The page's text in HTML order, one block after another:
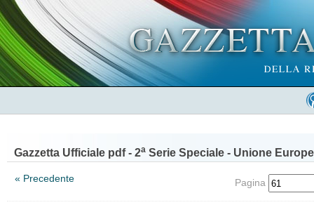
Gazzetta Ufficiale pdf - 2a Serie Speciale - Unione
« Precedente Pagina